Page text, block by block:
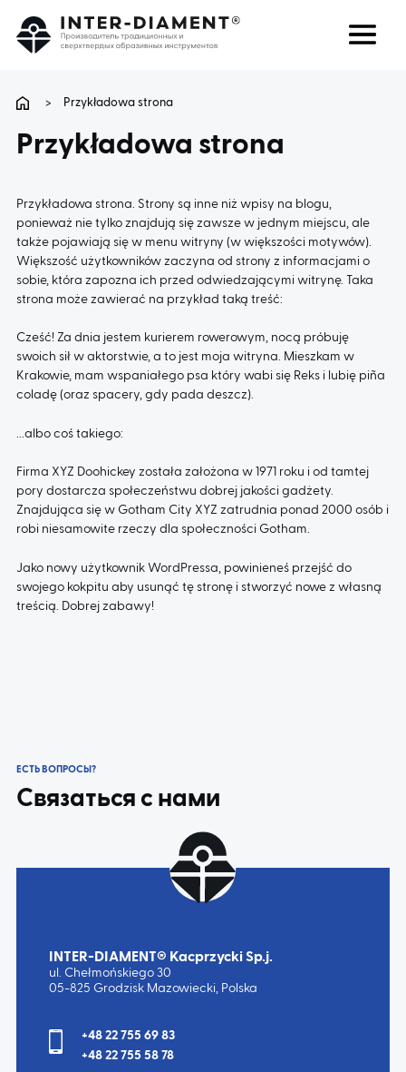
О НАС
ПРОДУКТЫ
УСЛУГИ
ЧАВО
КАРЬЕРА
> Przykładowa strona
Przykładowa strona
Przykładowa strona. Strony są inne niż wpisy na blogu,
ponieważ nie tylko znajdują się zawsze w jednym miejscu, ale
także pojawiają się w menu witryny (w większości motywów).
Większość użytkowników zaczyna od strony z informacjami o
sobie, która zapozna ich przed odwiedzającymi witrynę. Taka
strona może zawierać na przykład taką treść:
Cześć! Za dnia jestem kurierem rowerowym, nocą próbuję
swoich sił w aktorstwie, a to jest moja witryna. Mieszkam w
Krakowie, mam wspaniałego psa który wabi się Reks i lubię piña
coladę (oraz spacery, gdy pada deszcz).
...albo coś takiego:
Firma XYZ Doohickey została założona w 1971 roku i od tamtej
pory dostarcza społeczeństwu dobrej jakości gadżety.
Znajdująca się w Gotham City XYZ zatrudnia ponad 2000 osób i
robi niesamowite rzeczy dla społeczności Gotham.
Jako nowy użytkownik WordPressa, powinieneś przejść do
swojego kokpitu aby usunąć tę stronę i stworzyć nowe z własną
treścią. Dobrej zabawy!
ЕСТЬ ВОПРОСЫ?
Связаться с нами
INTER-DIAMENT® Kacprzycki Sp.j.
ul. Chełmońskiego 30
05-825 Grodzisk Mazowiecki, Polska
+48 22 755 69 83
+48 22 755 58 78